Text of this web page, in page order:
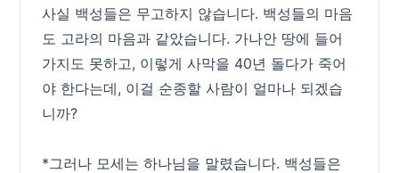
사실 백성들은 무고하지 않습니다. 백성들의 마음
도 고라의 마음과 같았습니다. 가나안 땅에 들어
가지도 못하고, 이렇게 사막을 40년 돌다가 죽어
야 한다는데, 이걸 순종할 사람이 얼마나 되겠습
니까?
*그러나 모세는 하나님을 말렸습니다. 백성들은